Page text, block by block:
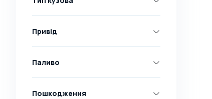
Abarth
AC
Acura
Adler
Alfa Romeo
Привід
Паливо
Пошкодження